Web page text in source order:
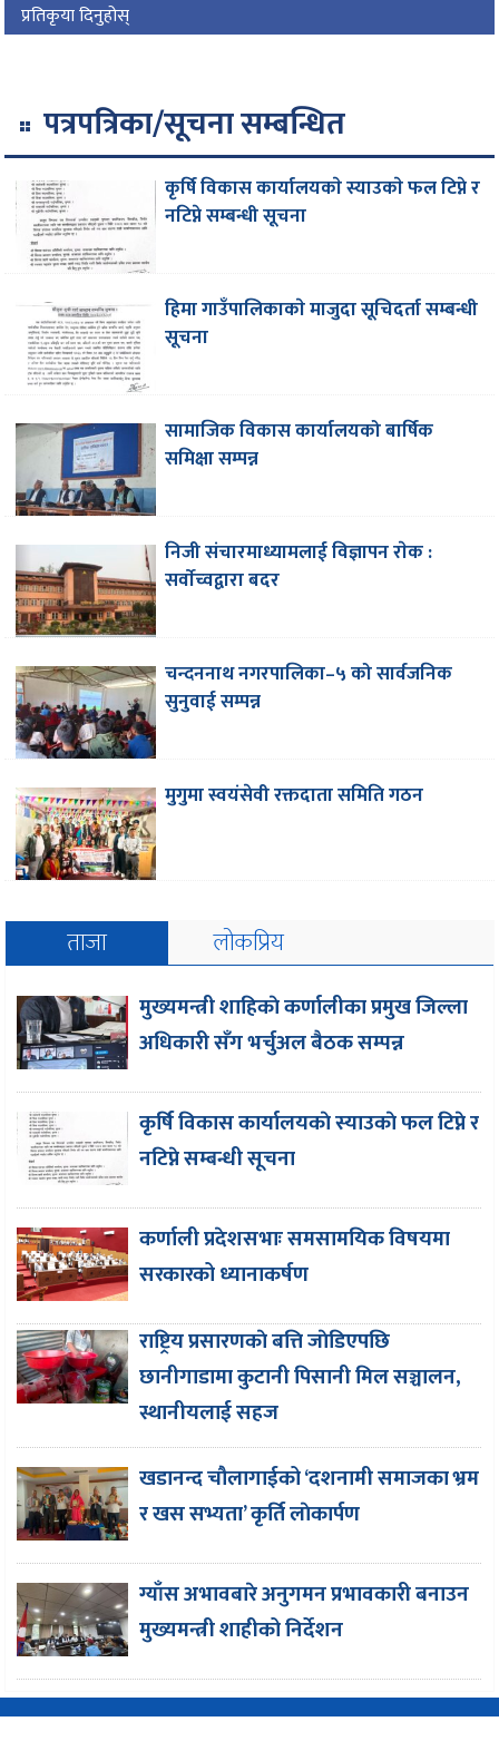
प्रतिकृया दिनुहोस्
पत्रपत्रिका/सूचना सम्बन्धित
कृर्षि विकास कार्यालयकाे स्याउकाे फल टिप्ने र
नटिप्ने सम्बन्धी सूचना
हिमा गाउँपालिकाकाे मा‌जुदा सूचिदर्ता सम्बन्धी
सूचना
सामाजिक विकास कार्यालयको बार्षिक
समिक्षा सम्पन्न
निजी संचारमाध्यामलाई विज्ञापन राेक :
सर्वाेच्वद्वारा बदर
चन्दननाथ नगरपालिका–५ को सार्वजनिक
सुनुवाई सम्पन्न
मुगुमा स्वयंसेवी रक्तदाता समिति गठन
ताजा लोकप्रिय
मुख्यमन्त्री शाहिकाे कर्णालीका प्रमुख जिल्ला
अधिकारी सँग भर्चुअल बैठक सम्पन्न
कृर्षि विकास कार्यालयकाे स्याउकाे फल टिप्ने र
नटिप्ने सम्बन्धी सूचना
कर्णाली प्रदेशसभाः समसामयिक विषयमा
सरकारको ध्यानाकर्षण
राष्ट्रिय प्रसारणकाे बत्ति जाेडिएपछि
छानीगाडामा कुटानी पिसानी मिल सञ्चालन,
स्थानीयलाई सहज
खडानन्द चौलागाईको ‘दशनामी समाजका भ्रम
र खस सभ्यता’ कृर्ति लाेकार्पण
ग्याँस अभावबारे अनुगमन प्रभावकारी बनाउन
मुख्यमन्त्री शाहीको निर्देशन
Copyright © 2016-2026 CorePati | Powered ByEasySoftnepal